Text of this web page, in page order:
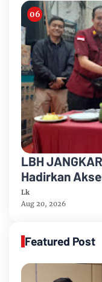
LBH
Hadirkan
Hukum bagi
Lk
Aug 20, 2026
Featured Post